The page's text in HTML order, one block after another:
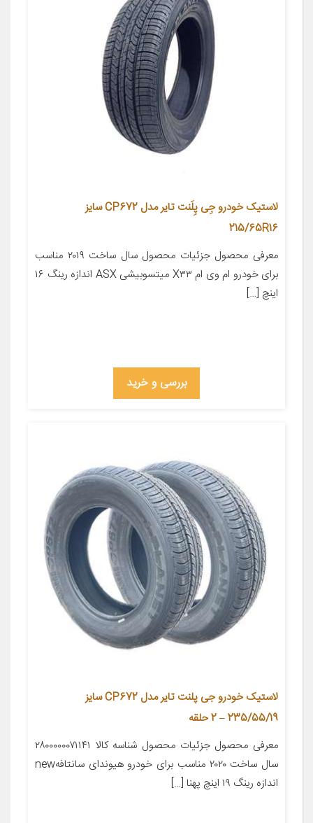
لاستیک خودرو جِی پِلَنت تایر مدل CP672 سایز
215/65R16
معرفی محصول جزئیات محصول سال ساخت ۲۰۱۹ مناسب
برای خودرو ام وی ام X۳۳ میتسوبیشی ASX اندازه رینگ ۱۶
اینچ […]
بررسی و خرید
لاستیک خودرو جی پلنت تایر مدل CP672 سایز
235/55/19 – 2 حلقه
معرفی محصول جزئیات محصول شناسه کالا ۲۸۰۰۰۰۰۰۷۱۱۴۱
سال ساخت ۲۰۲۰ مناسب برای خودرو هیوندای سانتافهnew
اندازه رینگ ۱۹ اینچ پهنا […]